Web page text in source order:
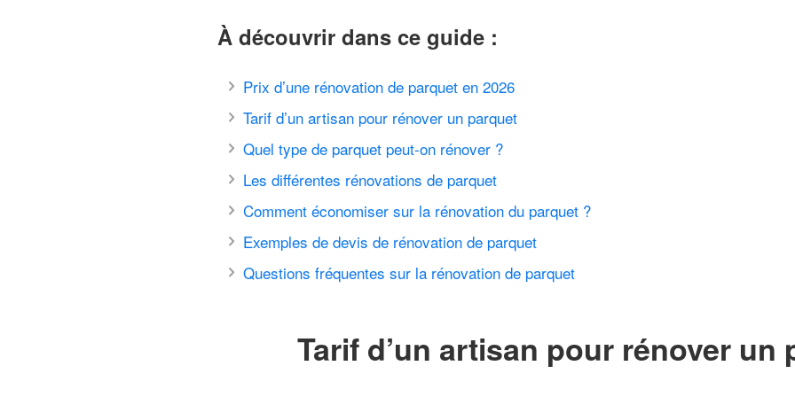
À découvrir dans ce guide :
Prix d’une rénovation de parquet en 2026
Tarif d’un artisan pour rénover un parquet
Quel type de parquet peut-on rénover ?
Les différentes rénovations de parquet
Comment économiser sur la rénovation du parquet ?
Exemples de devis de rénovation de parquet
Questions fréquentes sur la rénovation de parquet
Tarif d’un artisan pour rénover un